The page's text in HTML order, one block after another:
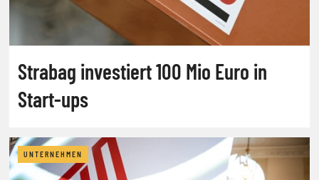
Strabag investiert 100 Mio Euro in
Start-ups
UNTERNEHMEN